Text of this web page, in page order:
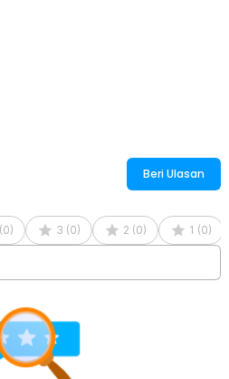
cukup menyeka noda kotoran
lap basah untuk mengembalikan kilau
sensasi gerah atau lengket di
macet berjam-jam di bawah terik
breathable mesh yang cerdas.
dan sandaran kursi. Sistem
aktif melepaskan akumulasi
dan mencegah keringat menumpuk
kenyamanan berkendara yang
Beri Ulasan
(0) 3 (0) 2 (0) 1 (0)